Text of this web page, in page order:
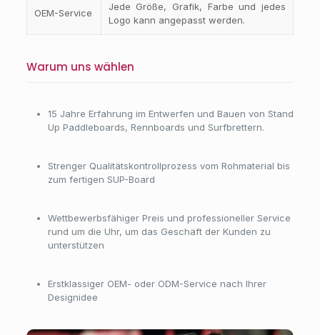
OEM-Service
Jede Größe, Grafik, Farbe und jedes
Logo kann angepasst werden.
Warum uns wählen
15 Jahre Erfahrung im Entwerfen und Bauen von Stand
Up Paddleboards, Rennboards und Surfbrettern.
Strenger Qualitätskontrollprozess vom Rohmaterial bis
zum fertigen SUP-Board
Wettbewerbsfähiger Preis und professioneller Service
rund um die Uhr, um das Geschäft der Kunden zu
unterstützen
Erstklassiger OEM- oder ODM-Service nach Ihrer
Designidee